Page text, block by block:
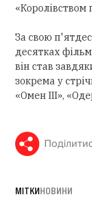
«Королівством
За свою
десятках
він став
зокрема у
«Омен III»,
МІТКИНОВИНИ